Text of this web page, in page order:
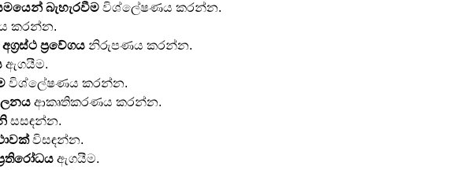
බැහැරවීම විශ්ලේෂණය කරන්න.
කරන්න.
අග්‍රස්ථ ප්‍රවේගය නිරුපණය කරන්න.
ඇගයීම.
විශ්ලේෂණය කරන්න.
ආකෘතිකරණය කරන්න.
සසඳන්න.
විසඳන්න.
ඇගයීම.